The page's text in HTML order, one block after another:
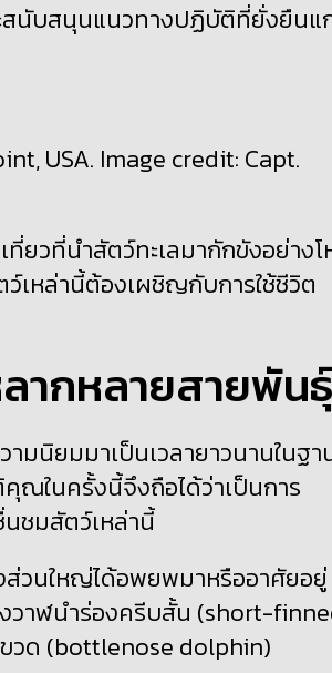
สนับสนุนแนวทางปฏิบัติที่ยั่งยืนแ
USA. Image credit: Capt.
วที่นำสัตว์ทะเลมากักขังอย่างโ
เหล่านี้ต้องเผชิญกับการใช้ชีวิต
ลากหลายสายพันธุ์
ามนิยมมาเป็นเวลายาวนานในฐา
คุณในครั้งนี้จึงถือได้ว่าเป็นการ
ชมสัตว์เหล่านี้
ส่วนใหญ่ได้อพยพมาหรืออาศัยอยู่
วาฬนำร่องครีบสั้น (short-
วด (bottlenose dolphin)